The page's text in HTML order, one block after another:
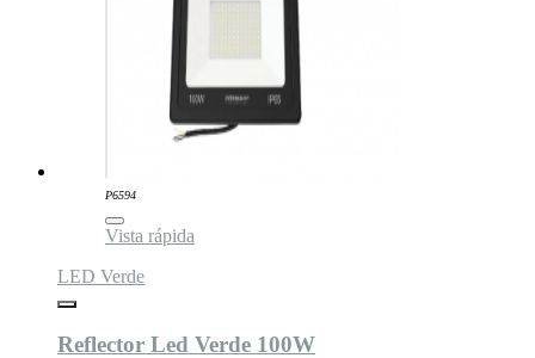
P6594
Vista rápida
LED Verde
Reflector Led Verde 100W